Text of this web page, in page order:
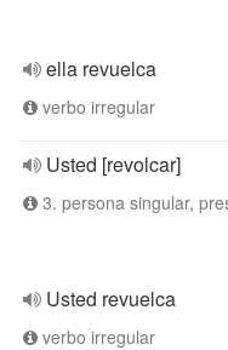
ella revuelca
verbo irregular
Usted [revolcar]
3. persona singular,
Usted revuelca
verbo irregular